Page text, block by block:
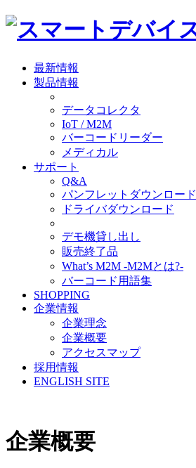
最新情報
製品情報
データコレクタ
IoT / M2M
バーコードリーダー
メディカル
サポート
Q&A
パンフレットダウンロード
ドライバダウンロード
デモ機貸し出し
販売終了品
What’s M2M -M2Mとは?-
バーコード用語集
SHOPPING
企業情報
企業理念
企業概要
アクセスマップ
採用情報
ENGLISH SITE
企業概要